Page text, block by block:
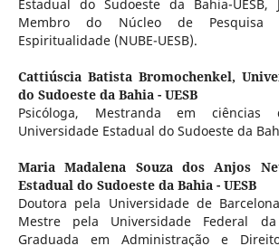
Estadual do Sudoeste da Bahia-UESB,
Membro do Núcleo de
Espiritualidade (NUBE-UESB).
Cattiúscia Batista Bromochenkel,
do Sudoeste da Bahia - UESB
Psicóloga, Mestranda em
Universidade Estadual do Sudoeste da
Maria Madalena Souza dos Anjos
Estadual do Sudoeste da Bahia - UESB
Doutora pela Universidade de
Mestre pela Universidade Federal
Graduada em Administração e